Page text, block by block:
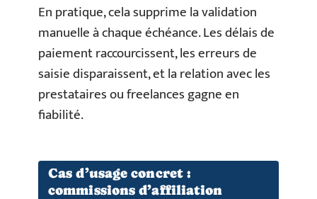
En pratique, cela supprime la validation
manuelle à chaque échéance. Les délais de
paiement raccourcissent, les erreurs de
saisie disparaissent, et la relation avec les
prestataires ou freelances gagne en
fiabilité.
Cas d’usage concret :
commissions d’affiliation